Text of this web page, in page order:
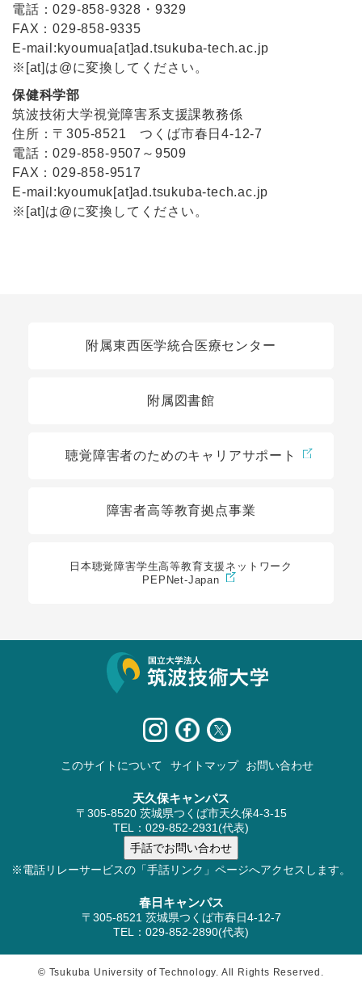
電話：029-858-9328・9329
FAX：029-858-9335
E-mail:kyoumua[at]ad.tsukuba-tech.ac.jp
※[at]は@に変換してください。
保健科学部
筑波技術大学視覚障害系支援課教務係
住所：〒305-8521 つくば市春日4-12-7
電話：029-858-9507～9509
FAX：029-858-9517
E-mail:kyoumuk[at]ad.tsukuba-tech.ac.jp
※[at]は@に変換してください。
附属東西医学統合医療センター
附属図書館
聴覚障害者のためのキャリアサポート
障害者高等教育拠点事業
日本聴覚障害学生高等教育支援ネットワーク
PEPNet-Japan
このサイトについて サイトマップ お問い合わせ
天久保キャンパス
〒305-8520 茨城県つくば市天久保4-3-15
TEL：029-852-2931(代表)
※電話リレーサービスの「手話リンク」ページへアクセスします。
春日キャンパス
〒305-8521 茨城県つくば市春日4-12-7
TEL：029-852-2890(代表)
© Tsukuba University of Technology. All Rights Reserved.